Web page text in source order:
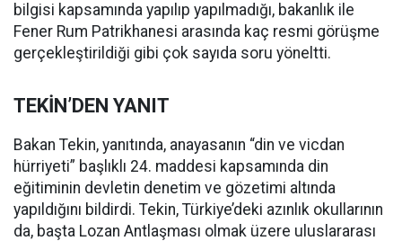
bilgisi kapsamında yapılıp yapılmadığı, bakanlık ile
Fener Rum Patrikhanesi arasında kaç resmi görüşme
gerçekleştirildiği gibi çok sayıda soru yöneltti.
TEKİN’DEN YANIT
Bakan Tekin, yanıtında, anayasanın “din ve vicdan
hürriyeti” başlıklı 24. maddesi kapsamında din
eğitiminin devletin denetim ve gözetimi altında
yapıldığını bildirdi. Tekin, Türkiye’deki azınlık okullarının
da, başta Lozan Antlaşması olmak üzere uluslararası